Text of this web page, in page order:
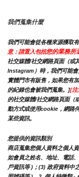
我們蒐集什麼
我們可能會從各種來源獲取
意：請置入包括您的業務所
社交媒體/社交網路頁面（或
Instagram）時，我們可能
實體門市有販售，如果您有
的紀錄也會被我們蒐集。][注
的社交媒體/社交網路頁面（
動方式或使用cookie，網路
某些資訊。
您提供的資訊類別
商店蒐集您個人資料之個人
如會員之姓名、地址、電話
戶資訊等 )；(3) 政府資料中